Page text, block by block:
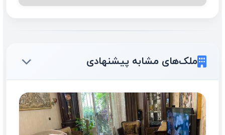
ملک‌های مشابه پیشنهادی